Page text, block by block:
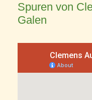
Spuren von
Galen